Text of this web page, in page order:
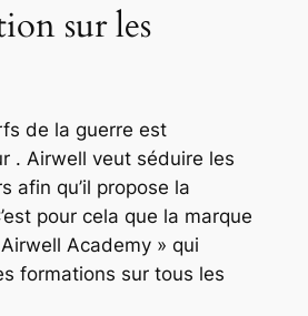
sur les
de la guerre est
. Airwell veut séduire les
afin qu’il propose la
pour cela que la marque
Academy » qui
formations sur tous les